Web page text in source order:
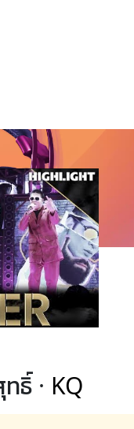
ธิ์ · KQ